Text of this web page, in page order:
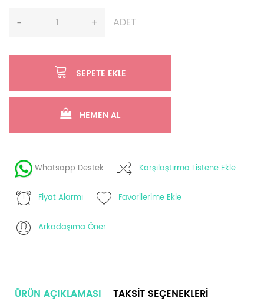
- + ADET
SEPETE EKLE
HEMEN AL
Whatsapp Destek Karşılaştırma Listene Ekle
Fiyat Alarmı Favorilerime Ekle
Arkadaşıma Öner
ÜRÜN AÇIKLAMASI
TAKSIT SEÇENEKLERI